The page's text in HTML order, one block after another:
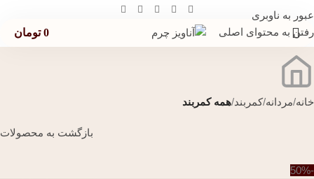
عبور به ناوبری
رفتن به محتوای اصلی
0 تومان
خانه مردانه کمربند همه کمربند
بازگشت به محصولات
-50%